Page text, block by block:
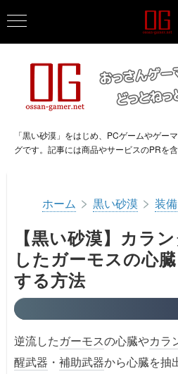
「黒い砂漠」をはじめ、PCゲームやゲー
グです。記事には商品やサービスのPRを含
ホーム > 黒い砂漠 > 装
【黒い砂漠】カラ
したガーモスの心
する方法
逆流したガーモスの心臓やカラ
醒武器 ・ 補助武器から心臓を抽